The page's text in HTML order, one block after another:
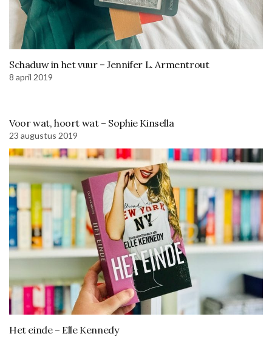
Schaduw in het vuur – Jennifer L. Armentrout
8 april 2019
Voor wat, hoort wat – Sophie Kinsella
23 augustus 2019
Het einde – Elle Kennedy